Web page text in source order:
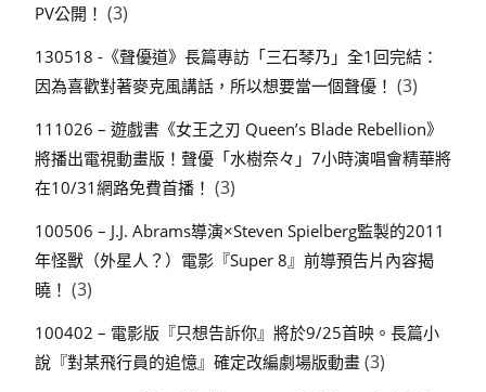
PV公開！ (3)
130518 -《聲優道》長篇專訪「三石琴乃」全1回完結：
因為喜歡對著麥克風講話，所以想要當一個聲優！ (3)
111026 – 遊戲書《女王之刃 Queen’s Blade Rebellion》
將播出電視動畫版！聲優「水樹奈々」7小時演唱會精華將
在10/31網路免費首播！ (3)
100506 – J.J. Abrams導演×Steven Spielberg監製的2011
年怪獸（外星人？）電影『Super 8』前導預告片內容揭
曉！ (3)
100402 – 電影版『只想告訴你』將於9/25首映。長篇小
說『對某飛行員的追憶』確定改編劇場版動畫 (3)